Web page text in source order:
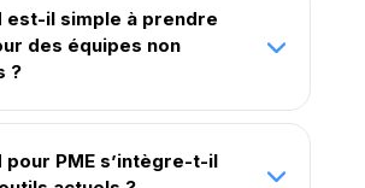
est-il simple à prendre
des équipes non
?
pour PME s’intègre-t-il